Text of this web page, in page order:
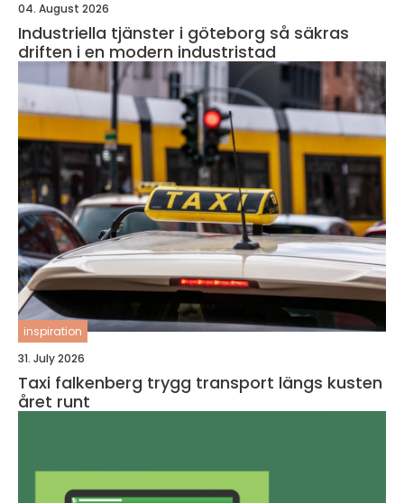
04. August 2026
Industriella tjänster i göteborg så säkras
driften i en modern industristad
inspiration
31. July 2026
Taxi falkenberg trygg transport längs kusten
året runt